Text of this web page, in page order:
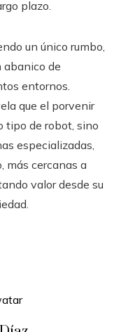
plazo.
un único rumbo,
abanico de
entornos.
que el porvenir
tipo de robot, sino
especializadas,
más cercanas a
valor desde su